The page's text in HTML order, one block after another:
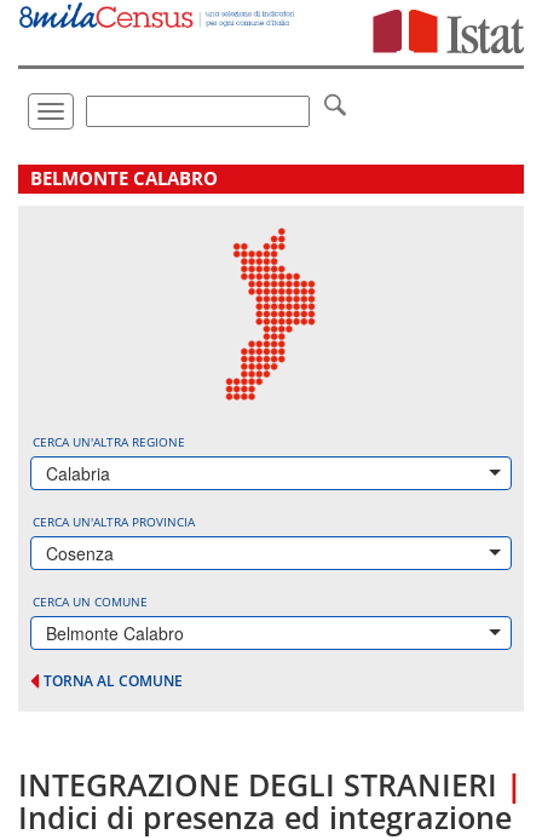
Vai
direttamente
Toggle
navigation
.
BELMONTE CALABRO
CERCA UN'ALTRA REGIONE
Calabria
CERCA UN'ALTRA PROVINCIA
Cosenza
CERCA UN COMUNE
Belmonte Calabro
TORNA AL COMUNE
INTEGRAZIONE DEGLI STRANIERI |
Indici di presenza ed integrazione